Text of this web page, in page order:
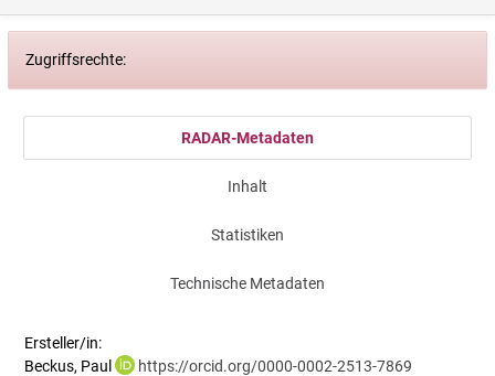
Zugriffsrechte:
RADAR-Metadaten
Inhalt
Statistiken
Technische Metadaten
Ersteller/in:
Beckus, Paul
https://orcid.org/0000-0002-2513-7869